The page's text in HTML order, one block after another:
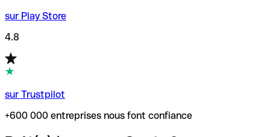
sur Play Store
4.8
sur Trustpilot
+600 000 entreprises nous font confiance